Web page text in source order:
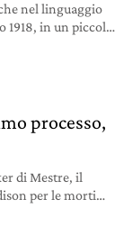
nel linguaggio
1918, in un piccolo
Gli venne
processo,
di Mestre, il
per le morti